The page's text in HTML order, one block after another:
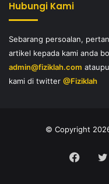
Hubungi Kami
Sebarang persoalan,
artikel kepada kami anda
admin@fiziklah.com
kami di twitter @Fiziklah
© Copyright